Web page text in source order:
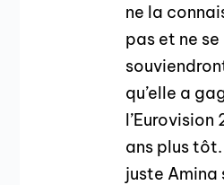
ne la
pas et ne se
qu’elle a
l’Eurovision
ans plus tôt.
juste Amina